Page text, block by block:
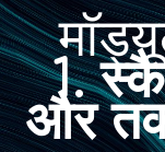
1.
और